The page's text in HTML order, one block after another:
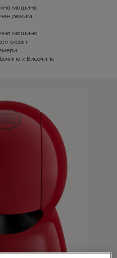
машина
режим
машина
екран
x Височина